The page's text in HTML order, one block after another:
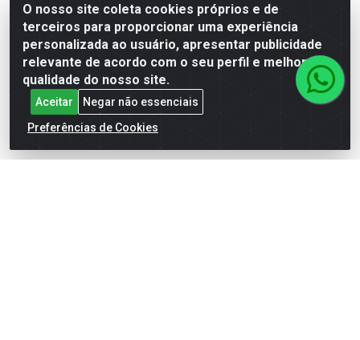
O nosso site coleta cookies próprios e de
terceiros para proporcionar uma experiência
personalizada ao usuário, apresentar publicidade
relevante de acordo com o seu perfil e melhorar a
qualidade do nosso site.
Aceitar
Negar não essenciais
Preferências de Cookies
Redes Sociais
Instagram
Facebook
Linkedin